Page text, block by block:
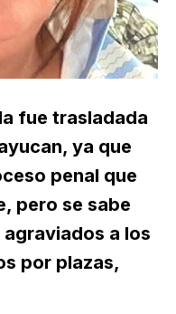
fue trasladada
ya que
penal que
pero se sabe
a los
por plazas,